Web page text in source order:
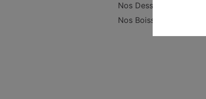
Nos Desserts
Nos Boissons